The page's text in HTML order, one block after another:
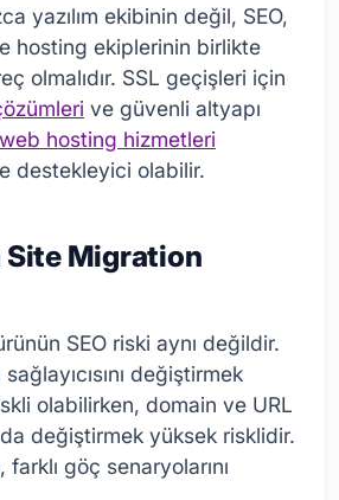
yazılım ekibinin değil, SEO,
hosting ekiplerinin birlikte
olmalıdır. SSL geçişleri için
ve güvenli altyapı
web hosting hizmetleri
destekleyici olabilir.
Site Migration
SEO riski aynı değildir.
değiştirmek
olabilirken, domain ve URL
değiştirmek yüksek risklidir.
göç senaryolarını